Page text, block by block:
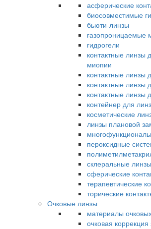
асферические
биосовместимые
бьюти-линзы
газопроницаемые
гидрогели
контактные линзы
миопии
контактные линзы
контактные линзы
контактные линзы
контейнер для линз
косметические
линзы плановой
пероксидные
склеральные линзы
сферические
терапевтические
торические
Очковые линзы
материалы
очковая коррекция